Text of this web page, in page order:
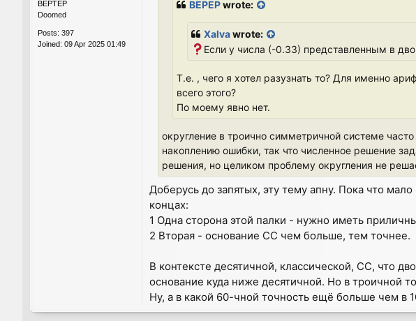
BEPTEP
Doomed
Posts: 397
Joined: 09 Apr 2025 01:49
BEPEPwrote:
Xalvawrote:
Если у числа (-0.33) представленным в
Т.е. , чего я хотел разузнать то? Для именно
всего этого?
По моему явно нет.
округление в троично симметричной системе
накоплению ошибки, так что численное решение
решения, но целиком проблему округления не
Доберусь до запятых, эту тему апну. Пока что
концах:
1 Одна сторона этой палки - нужно иметь
2 Вторая - основание СС чем больше, тем точнее.
В контексте десятичной, классической, СС, что
основание куда ниже десятичной. Но в троичной
Ну, а в какой 60-чной точность ещё больше чем в